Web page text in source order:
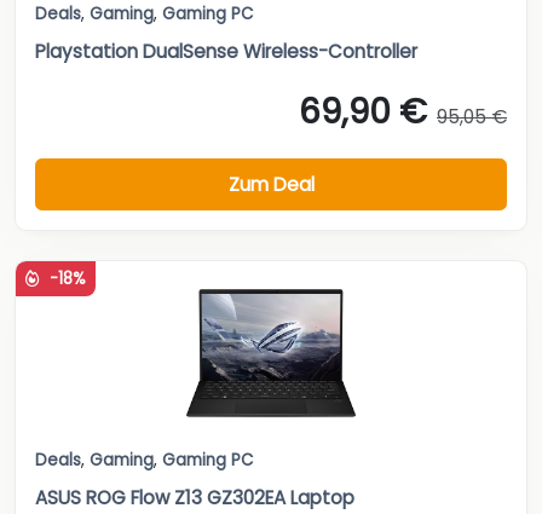
Deals, Gaming, Gaming PC
Playstation DualSense Wireless-Controller
69,90 € 95,05 €
Zum Deal
-18%
Deals, Gaming, Gaming PC
ASUS ROG Flow Z13 GZ302EA Laptop